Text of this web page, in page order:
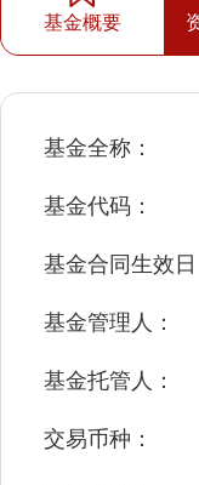
基金概要
基金全称：
基金代码：
基金合同生效日
基金管理人：
基金托管人：
交易币种：